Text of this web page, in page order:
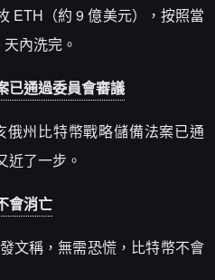
ETH（約 9 億美元），按照當
內洗完。
已通過委員會審議
俄州比特幣戰略儲備法案已通
近了一步。
會消亡
文稱，無需恐慌，比特幣不會